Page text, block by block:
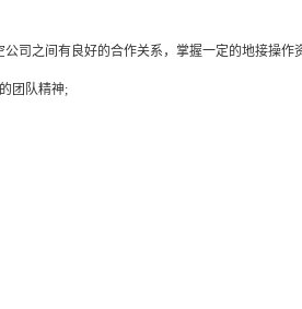
司之间有良好的合作关系，掌握一定的地接操作
团队精神;